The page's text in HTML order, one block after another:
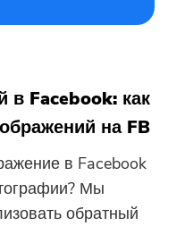
в Facebook: как
на FB
в Facebook
Мы
обратный